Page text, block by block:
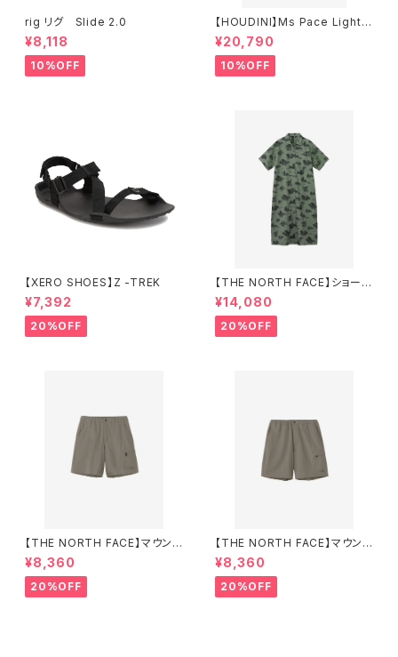
rig リグ Slide 2.0
¥8,118
10%OFF
【HOUDINI】Ms Pace Light P
ants
¥20,790
10%OFF
【XERO SHOES】Z -TREK
¥7,392
20%OFF
【THE NORTH FACE】ショート
スリーブアロハベントシャツワン
ピース（レディース）
¥14,080
20%OFF
【THE NORTH FACE】マウンテ
ンカラーショーツ（レディース）
¥8,360
20%OFF
【THE NORTH FACE】マウンテ
ンカラーショーツ（メンズ）
¥8,360
20%OFF